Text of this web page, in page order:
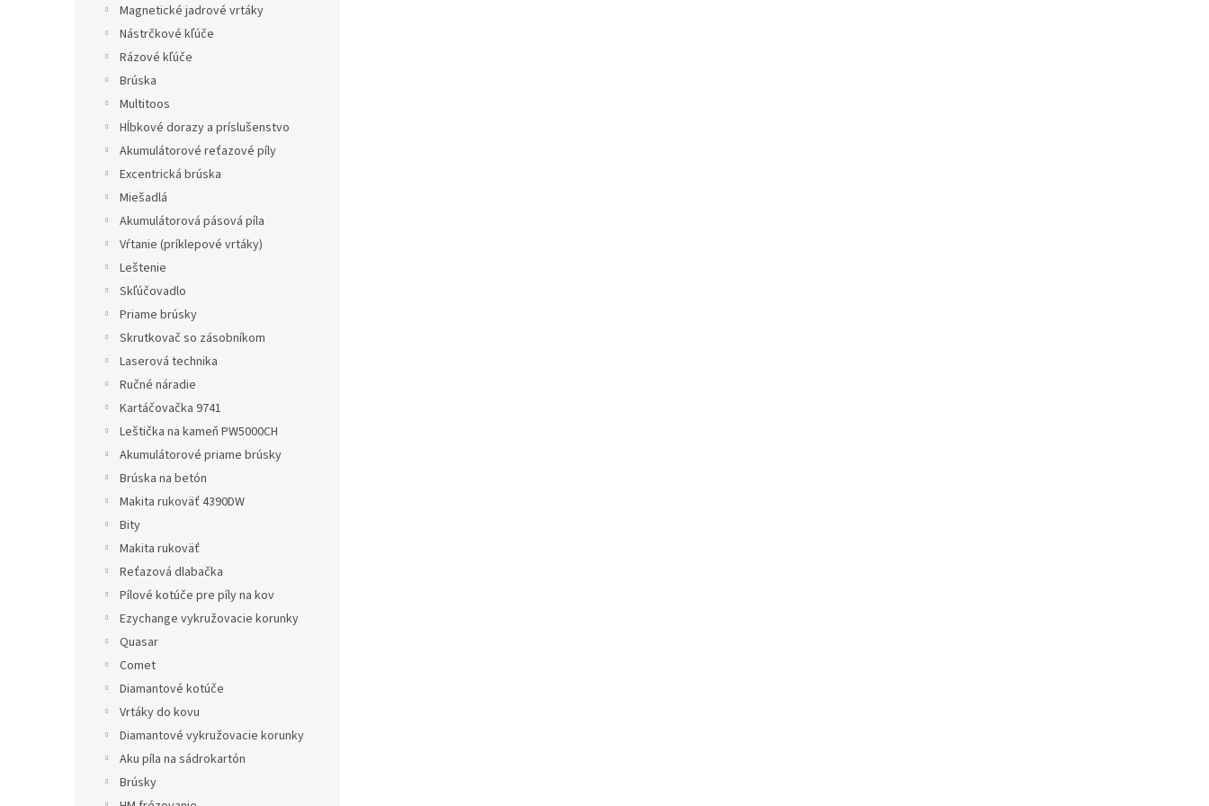
Magnetické jadrové vrtáky
Nástrčkové kľúče
Rázové kľúče
Brúska
Multitoos
Hĺbkové dorazy a príslušenstvo
Akumulátorové reťazové píly
Excentrická brúska
Miešadlá
Akumulátorová pásová píla
Vŕtanie (príklepové vrtáky)
Leštenie
Skľúčovadlo
Priame brúsky
Skrutkovač so zásobníkom
Laserová technika
Ručné náradie
Kartáčovačka 9741
Leštička na kameň PW5000CH
Akumulátorové priame brúsky
Brúska na betón
Makita rukoväť 4390DW
Bity
Makita rukoväť
Reťazová dlabačka
Pílové kotúče pre píly na kov
Ezychange vykružovacie korunky
Quasar
Comet
Diamantové kotúče
Vrtáky do kovu
Diamantové vykružovacie korunky
Aku píla na sádrokartón
Brúsky